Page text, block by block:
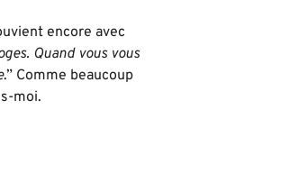
encore avec
Quand vous vous
.” Comme beaucoup
moi.